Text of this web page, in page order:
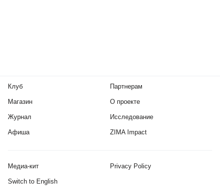
Клуб
Магазин
Журнал
Афиша
Партнерам
О проекте
Исследование
ZIMA Impact
Медиа-кит Privacy Policy
Switch to English